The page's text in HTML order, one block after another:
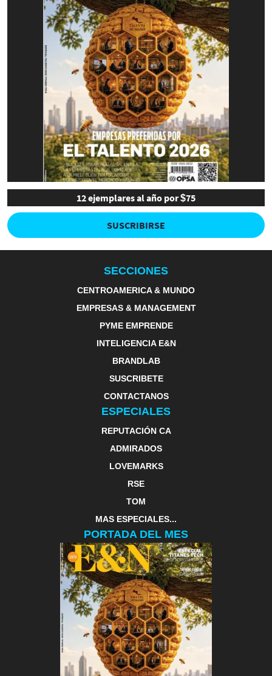
12 ejemplares al año por $75
SUSCRIBIRSE
SECCIONES
CENTROAMERICA & MUNDO
EMPRESAS & MANAGEMENT
PYME EMPRENDE
INTELIGENCIA E&N
BRANDLAB
SUSCRIBETE
CONTACTANOS
ESPECIALES
REPUTACIÓN CA
ADMIRADOS
LOVEMARKS
RSE
TOM
MAS ESPECIALES...
PORTADA DEL MES